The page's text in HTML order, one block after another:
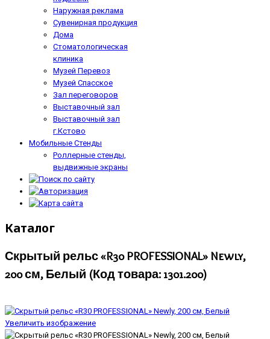
Наружная реклама
Сувенирная продукция
Дома
Стоматологическая
клиника
Музей Перевоз
Музей Спасское
Зал переговоров
Выставочный зал
Выставочный зал
г.Кстово
Мобильные Стенды
Роллерные стенды,
выдвижные экраны
Каталог
Скрытый рельс «R30 PROFESSIONAL» Newly,
200 см, Белый (Код товара: 1301.200)
Увеличить изображение